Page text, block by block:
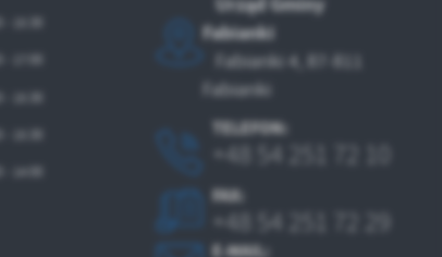
Fabianki
Fabianki 4, 87-811
Fabianki
TELEFON:
+48 54 251 72 10
FAX:
+48 54 251 72 29
E-MAIL: